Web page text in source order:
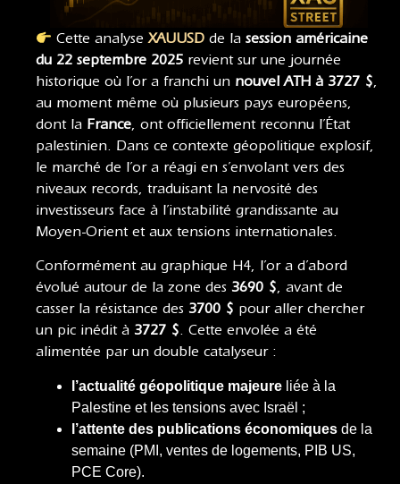
Cette analyseXAUUSD de lasession américaine
du 22 septembre 2025 revient sur une journée
historique où l’or a franchi un nouvel ATH à 3727 $,
au moment même où plusieurs pays européens,
dont la France, ont officiellement reconnu l’État
palestinien. Dans ce contexte géopolitique explosif,
le marché de l’or a réagi en s’envolant vers des
niveaux records, traduisant la nervosité des
investisseurs face à l’instabilité grandissante au
Moyen-Orient et aux tensions internationales.
Conformément au graphique H4, l’or a d’abord
évolué autour de la zone des 3690 $, avant de
casser la résistance des 3700 $ pour aller chercher
un pic inédit à 3727 $. Cette envolée a été
alimentée par un double catalyseur :
l’actualité géopolitique majeure liée à la
Palestine et les tensions avec Israël ;
l’attente des publications économiques de la
semaine (PMI, ventes de logements, PIB US,
PCE Core).